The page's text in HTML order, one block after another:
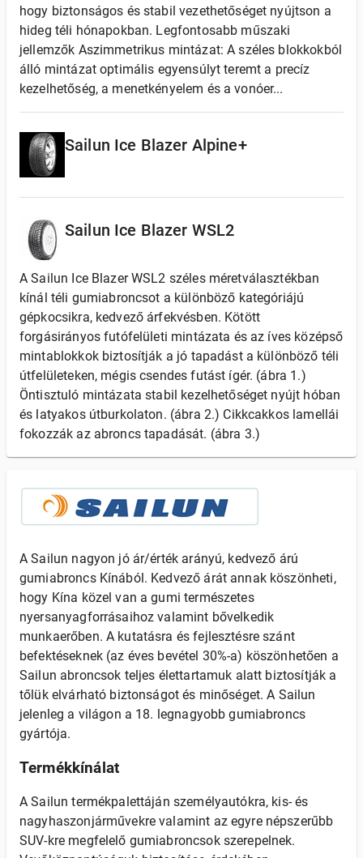
hogy biztonságos és stabil vezethetőséget nyújtson a
hideg téli hónapokban. Legfontosabb műszaki
jellemzők Aszimmetrikus mintázat: A széles blokkokból
álló mintázat optimális egyensúlyt teremt a precíz
kezelhetőség, a menetkényelem és a vonóer...
Sailun Ice Blazer Alpine+
Sailun Ice Blazer WSL2
A Sailun Ice Blazer WSL2 széles méretválasztékban
kínál téli gumiabroncsot a különböző kategóriájú
gépkocsikra, kedvező árfekvésben. Kötött
forgásirányos futófelületi mintázata és az íves középső
mintablokkok biztosítják a jó tapadást a különböző téli
útfelületeken, mégis csendes futást ígér. (ábra 1.)
Öntisztuló mintázata stabil kezelhetőséget nyújt hóban
és latyakos útburkolaton. (ábra 2.) Cikkcakkos lamellái
fokozzák az abroncs tapadását. (ábra 3.)
A Sailun nagyon jó ár/érték arányú, kedvező árú
gumiabroncs Kínából. Kedvező árát annak köszönheti,
hogy Kína közel van a gumi természetes
nyersanyagforrásaihoz valamint bővelkedik
munkaerőben. A kutatásra és fejlesztésre szánt
befektéseknek (az éves bevétel 30%-a) köszönhetően a
Sailun abroncsok teljes élettartamuk alatt biztosítják a
tőlük elvárható biztonságot és minőséget. A Sailun
jelenleg a világon a 18. legnagyobb gumiabroncs
gyártója.
Termékkínálat
A Sailun termékpalettáján személyautókra, kis- és
nagyhaszonjárművekre valamint az egyre népszerűbb
SUV-kre megfelelő gumiabroncsok szerepelnek.